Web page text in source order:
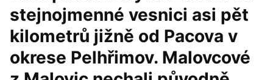
stejnojmenné vesnici asi pět
kilometrů jižně od Pacova v
okrese Pelhřimov. Malovcové